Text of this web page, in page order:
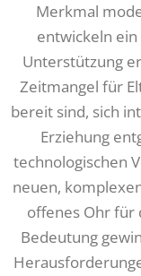
Merkmal
entwickeln
Unterstützung
Zeitmangel für
bereit sind, sich
Erziehung
technologischen
neuen,
offenes Ohr für
Bedeutung